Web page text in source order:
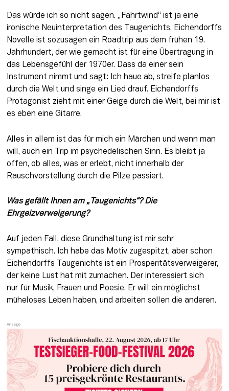
Das würde ich so nicht sagen. „Fahrtwind“ ist ja eine
ironische Neuinterpretation des Taugenichts. Eichendorffs
Novelle ist sozusagen ein Roadtrip aus dem frühen 19.
Jahrhundert, der wie gemacht ist für eine Übertragung in
das Lebensgefühl der 1970er. Dass da einer sein
Instrument nimmt und sagt: Ich haue ab, streife planlos
durch die Welt und singe ein Lied drauf. Eichendorffs
Protagonist zieht mit einer Geige durch die Welt, bei mir ist
es eben eine Gitarre.
Alles in allem ist das für mich ein Märchen und wenn man
will, auch ein Trip im psychedelischen Sinn. Es bleibt ja
offen, ob alles, was er erlebt, nicht innerhalb der
Rauschvorstellung durch die Pilze passiert.
Was gefällt Ihnen am „Taugenichts“? Die
Ehrgeizverweigerung?
Auf jeden Fall, diese Grundhaltung ist mir sehr
sympathisch. Ich habe das Motiv zugespitzt, aber schon
Eichendorffs Taugenichts ist ein Prosperitätsverweigerer,
der keine Lust hat mit zumachen. Der interessiert sich
nur für Musik, Frauen und Poesie. Er will ein möglichst
müheloses Leben haben, und arbeiten sollen die anderen.